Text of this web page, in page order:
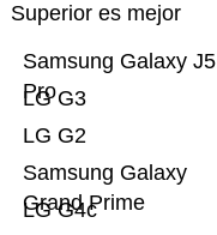
Superior es mejor
LG G4c
Samsung Galaxy
Grand Prime
LG G2
LG G3
Samsung Galaxy J5
Pro